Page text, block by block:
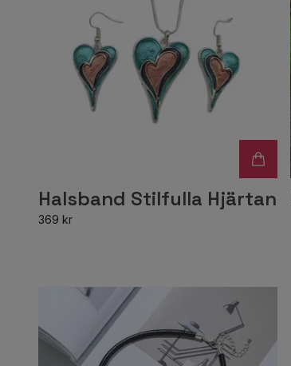
Halsband Stilfulla Hjärtan
369 kr